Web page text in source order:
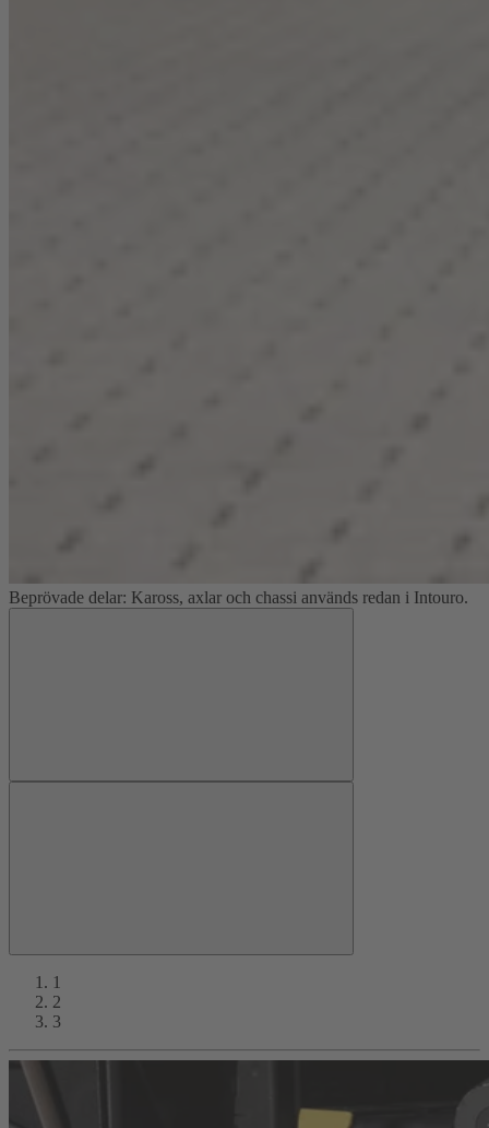
Beprövade delar: Kaross, axlar och chassi används redan i Intouro.
1
2
3